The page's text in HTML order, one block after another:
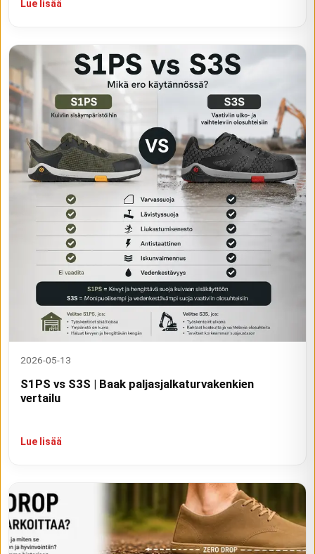
Lue lisää
2026-05-13
S1PS vs S3S | Baak paljasjalkaturvakenkien
vertailu
Lue lisää